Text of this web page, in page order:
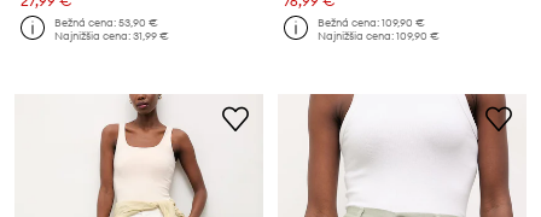
Bežná cena:53,90 €
Najnižšia cena:31,99 €
Bežná cena:109,90 €
Najnižšia cena:109,90 €